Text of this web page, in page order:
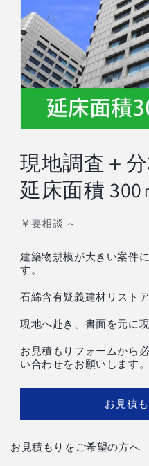
ダ
ル
で
メ
ィ
を
開
現地調査＋
延床面積
￥要相談 ～
建築物規模が大きい案件
す。
石綿含有疑義建材リスト
現地へ赴き、書面を元に
お見積もりフォームから
い合わせをお願いします。
お見積
お見積もりをご希望の方へ